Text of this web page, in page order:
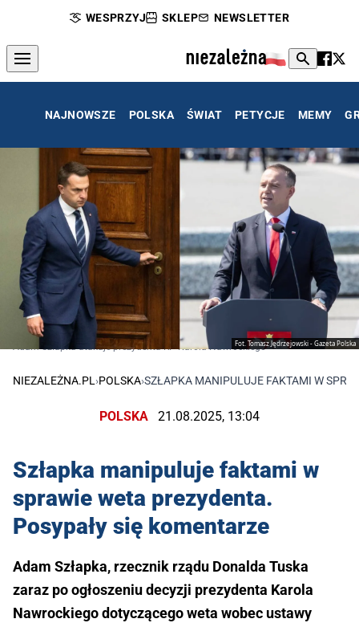
WESPRZYJ SKLEP NEWSLETTER
NAJNOWSZE POLSKA ŚWIAT PETYCJE MEMY
Fot. Tomasz Jędrzejowski - Gazeta Polska
Adam Szłapka atakuje prezydenta RP Karola Nawrockiego
NIEZALEŻNA.PL ›POLSKA›SZŁAPKA MANIPULUJE FAKTAMI W
POLSKA 21.08.2025, 13:04
Szłapka manipuluje faktami w
sprawie weta prezydenta.
Posypały się komentarze
Adam Szłapka, rzecznik rządu Donalda Tuska
zaraz po ogłoszeniu decyzji prezydenta Karola
Nawrockiego dotyczącego weta wobec ustawy